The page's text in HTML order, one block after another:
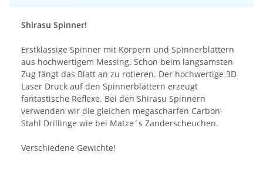
Shirasu Spinner!
Erstklassige Spinner mit Körpern und Spinnerblättern
aus hochwertigem Messing. Schon beim langsamsten
Zug fängt das Blatt an zu rotieren. Der hochwertige 3D
Laser Druck auf den Spinnerblättern erzeugt
fantastische Reflexe. Bei den Shirasu Spinnern
verwenden wir die gleichen megascharfen Carbon-
Stahl Drillinge wie bei Matze´s Zanderscheuchen.
Verschiedene Gewichte!